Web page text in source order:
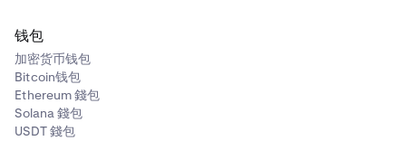
钱包
加密货币钱包
Bitcoin钱包
Ethereum 錢包
Solana 錢包
USDT 錢包